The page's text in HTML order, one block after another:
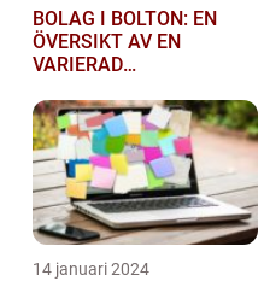
BOLAG I BOLTON: EN
ÖVERSIKT AV EN
VARIERAD
14 januari 2024